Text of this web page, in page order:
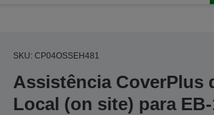
SKU: CP04OSSEH481
Assistência CoverPlus
Local (on site) para